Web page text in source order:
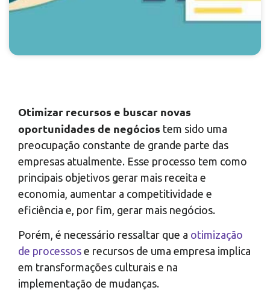
Otimizar recursos e buscar novas
oportunidades de negócios tem sido uma
preocupação constante de grande parte das
empresas atualmente. Esse processo tem como
principais objetivos gerar mais receita e
economia, aumentar a competitividade e
eficiência e, por fim, gerar mais negócios.
Porém, é necessário ressaltar que a otimização
de processos e recursos de uma empresa implica
em transformações culturais e na
implementação de mudanças.